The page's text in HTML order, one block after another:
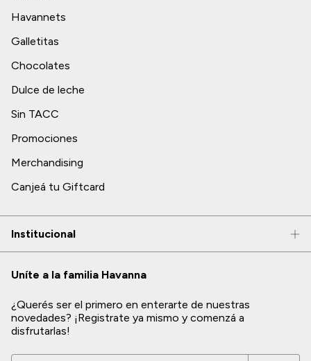
Havannets
Galletitas
Chocolates
Dulce de leche
Sin TACC
Promociones
Merchandising
Canjeá tu Giftcard
Institucional
Uníte a la familia Havanna
¿Querés ser el primero en enterarte de nuestras
novedades? ¡Registrate ya mismo y comenzá a
disfrutarlas!